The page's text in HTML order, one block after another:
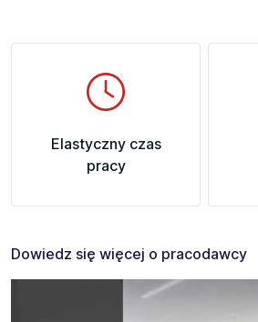
Elastyczny czas
pracy
Dowiedz się więcej o pracodawcy